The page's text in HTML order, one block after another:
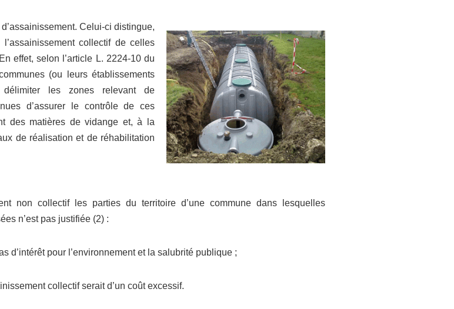
Celui-ci distingue,
collectif de celles
effet, selon l’article L. 2224-10 du
(ou leurs établissements
délimiter les zones relevant de
d’assurer le contrôle de ces
des matières de vidange et, à la
de réalisation et de réhabilitation
non collectif les parties du territoire d’une commune dans lesquelles
n’est pas justifiée (2) :
d’intérêt pour l’environnement et la salubrité publique ;
collectif serait d’un coût excessif.